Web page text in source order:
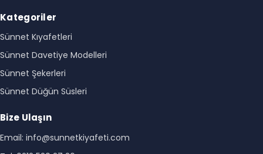
Kategoriler
Sünnet Kıyafetleri
Sünnet Davetiye Modelleri
Sünnet Şekerleri
Sünnet Düğün Süsleri
Bize Ulaşın
Email: info@sunnetkiyafeti.com